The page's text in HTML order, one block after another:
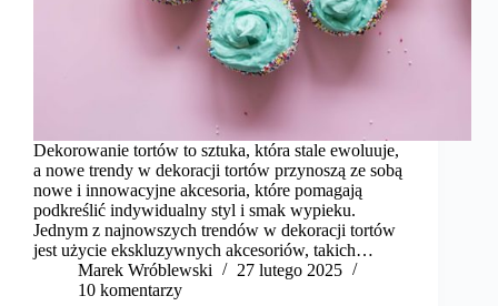
Dekorowanie tortów to sztuka, która stale ewoluuje,
a nowe trendy w dekoracji tortów przynoszą ze sobą
nowe i innowacyjne akcesoria, które pomagają
podkreślić indywidualny styl i smak wypieku.
Jednym z najnowszych trendów w dekoracji tortów
jest użycie ekskluzywnych akcesoriów, takich…
Marek Wróblewski
27 lutego 2025
10 komentarzy